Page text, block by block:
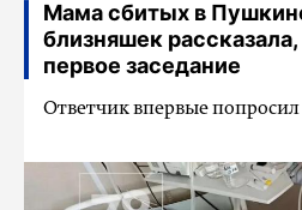
Мама сбитых в
близняшек
первое заседание
Ответчик впервые